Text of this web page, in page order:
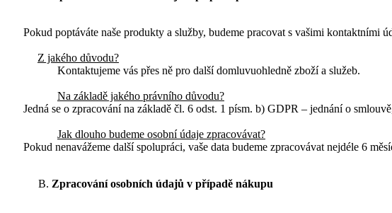
Pokud poptáváte naše produkty a služby, budeme pracovat s vašimi kontaktními
Z jakého důvodu?
Kontaktujeme vás přes ně pro další domluvuohledně zboží a služeb.
Na základě jakého právního důvodu?
Jedná se o zpracování na základě čl. 6 odst. 1 písm. b) GDPR – jednání o
Jak dlouho budeme osobní údaje zpracovávat?
Pokud nenavážeme další spolupráci, vaše data budeme zpracovávat nejdéle 6
Zpracování osobních údajů v případě nákupu